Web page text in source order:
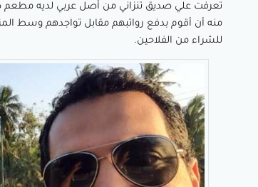
تعرفت علي صديق تنزاني من أصل عربي لديه مطعم
منه أن أقوم بدفع رواتبهم مقابل تواجدهم وسط
للشراء من الفلاحين.